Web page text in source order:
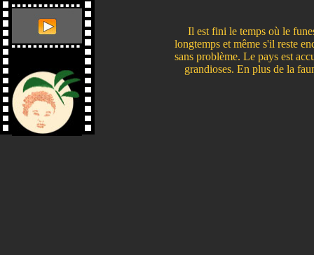
Il est fini le temps où le
longtemps et même s'il reste
sans problème. Le pays est
grandioses. En plus de la